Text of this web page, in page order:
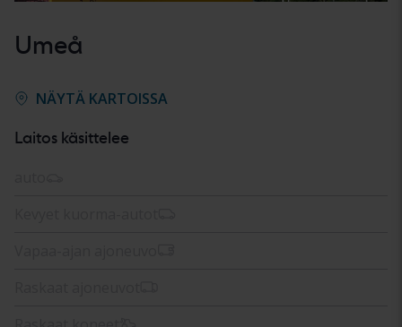
Umeå
NÄYTÄ KARTOISSA
Laitos käsittelee